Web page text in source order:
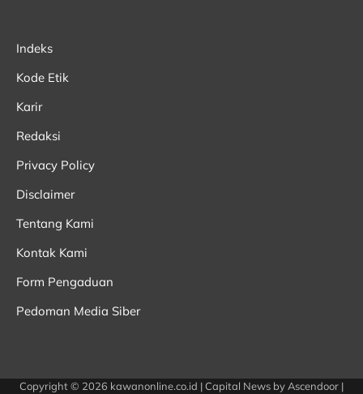
Indeks
Kode Etik
Karir
Redaksi
Privacy Policy
Disclaimer
Tentang Kami
Kontak Kami
Form Pengaduan
Pedoman Media Siber
Copyright © 2026 kawanonline.co.id | Capital News by Ascendoor |